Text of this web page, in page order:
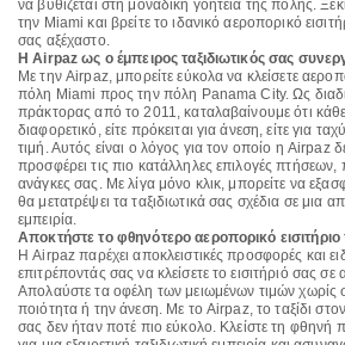
να βυθίζεται στη μοναδική γοητεία της πόλης.
την Miami και βρείτε το ιδανικό αεροπορικό
σας αξέχαστο.
Η Airpaz ως ο έμπειρος ταξιδιωτικός σας
Με την Airpaz, μπορείτε εύκολα να κλείσετε
πόλη Miami προς την πόλη Panama City. Ως
πράκτορας από το 2011, καταλαβαίνουμε ότι κάθε
διαφορετικό, είτε πρόκειται για άνεση, είτε για
τιμή. Αυτός είναι ο λόγος για τον οποίο η Airpaz
προσφέρει τις πιο κατάλληλες επιλογές
ανάγκες σας. Με λίγα μόνο κλικ, μπορείτε να
θα μετατρέψει τα ταξιδιωτικά σας σχέδια σε μια
εμπειρία.
Αποκτήστε το φθηνότερο αεροπορικό
Η Airpaz παρέχει αποκλειστικές προσφορές και
επιτρέποντάς σας να κλείσετε το εισιτήριό σας σε
Απολαύστε τα οφέλη των μειωμένων τιμών χωρίς
ποιότητα ή την άνεση. Με το Airpaz, το ταξίδι
σας δεν ήταν ποτέ πιο εύκολο. Κλείστε τη φθηνή